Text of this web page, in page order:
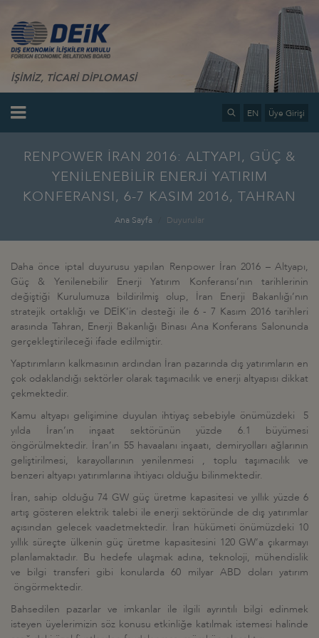
İŞİMİZ, TİCARİ DİPLOMASİ
EN Üye Girişi
RENPOWER İRAN 2016: ALTYAPI, GÜÇ &
YENİLENEBİLİR ENERJİ YATIRIM
KONFERANSI, 6-7 KASIM 2016, TAHRAN
Ana Sayfa Duyurular
Daha önce iptal duyurusu yapılan Renpower İran 2016 – Altyapı,
Güç & Yenilenebilir Enerji Yatırım Konferansı’nın tarihlerinin
değiştiği Kurulumuza bildirilmiş olup, İran Enerji Bakanlığı’nın
stratejik ortaklığı ve DEİK’in desteği ile 6 - 7 Kasım 2016 tarihleri
arasında Tahran, Enerji Bakanlığı Binası Ana Konferans Salonunda
gerçekleştirileceği ifade edilmiştir.
Yaptırımların kalkmasının ardından İran pazarında dış yatırımların en
çok odaklandığı sektörler olarak taşımacılık ve enerji altyapısı dikkat
çekmektedir.
Kamu altyapı gelişimine duyulan ihtiyaç sebebiyle önümüzdeki 5
yılda İran’ın inşaat sektörünün yüzde 6.1 büyümesi
öngörülmektedir. İran’ın 55 havaalanı inşaatı, demiryolları ağlarının
geliştirilmesi, karayollarının yenilenmesi , toplu taşımacılık ve
benzeri altyapı yatırımlarına ihtiyacı olduğu bilinmektedir.
İran, sahip olduğu 74 GW güç üretme kapasitesi ve yıllık yüzde 6
artış gösteren elektrik talebi ile enerji sektöründe de dış yatırımlar
açısından gelecek vaadetmektedir. İran hükümeti önümüzdeki 10
yıllık süreçte ülkenin güç üretme kapasitesini 120 GW’a çıkarmayı
planlamaktadır. Bu hedefe ulaşmak adına, teknoloji, mühendislik
ve bilgi transferi gibi konularda 60 milyar ABD doları yatırım
öngörmektedir.
Bahsedilen pazarlar ve imkanlar ile ilgili ayrıntılı bilgi edinmek
isteyen üyelerimizin söz konusu etkinliğe katılmak istemesi halinde